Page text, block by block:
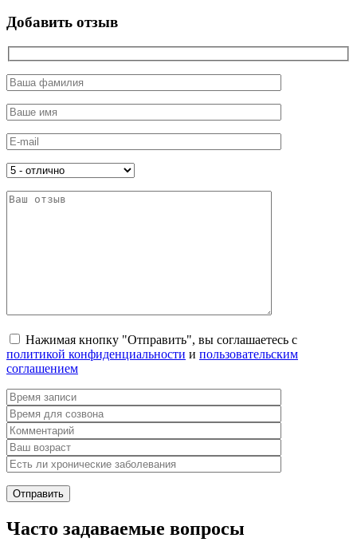
Добавить отзыв
Нажимая кнопку "Отправить", вы соглашаетесь с
политикой конфиденциальности и пользовательским
соглашением
Часто задаваемые вопросы